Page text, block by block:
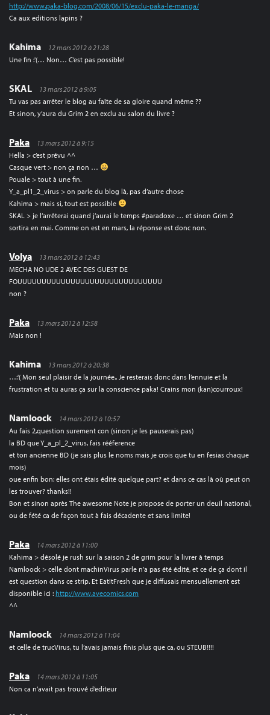
http://www.paka-blog.com/2008/06/15/exclu-paka-le-manga/
Ca aux editions lapins ?
Kahima
12 mars 2012 à 21:28
Une fin :'(… Non… C’est pas possible!
SKAL
13 mars 2012 à 9:05
Tu vas pas arrêter le blog au faîte de sa gloire quand même ??
Et sinon, y’aura du Grim 2 en exclu au salon du livre ?
Paka
13 mars 2012 à 9:15
Hella > c’est prévu ^^
Casque vert > non ça non …
Pouale > tout à une fin.
Y_a_pl1_2_virus > on parle du blog là, pas d’autre chose
Kahima > mais si, tout est possible
SKAL > je l’arrêterai quand j’aurai le temps #paradoxe … et sinon Grim 2
sortira en mai. Comme on est en mars, la réponse est donc non.
Volya
13 mars 2012 à 12:43
MECHA NO UDE 2 AVEC DES GUEST DE
FOUUUUUUUUUUUUUUUUUUUUUUUUUUUUUU
non ?
Paka
13 mars 2012 à 12:58
Mais non !
Kahima
13 mars 2012 à 20:38
…:'( Mon seul plaisir de la journée.. Je resterais donc dans l’ennuie et la
frustration et tu auras ça sur la conscience paka! Crains mon (kan)courroux!
Namloock
14 mars 2012 à 10:57
Au fais 2,question surement con (sinon je les pauserais pas)
la BD que Y_a_pl_2_virus, fais rééference
et ton ancienne BD (je sais plus le noms mais je crois que tu en fesias chaque
mois)
oue enfin bon: elles ont étais édité quelque part? et dans ce cas là où peut on
les trouver? thanks!!
Bon et sinon après The awesome Note je propose de porter un deuil national,
ou de fété ca de façon tout à fais décadente et sans limite!
Paka
14 mars 2012 à 11:00
Kahima > désolé je rush sur la saison 2 de grim pour la livrer à temps
Namloock > celle dont machinVirus parle n’a pas été édité, et ce de ça dont il
est question dans ce strip. Et EatItFresh que je diffusais mensuellement est
disponible ici : http://www.avecomics.com
^^
Namloock
14 mars 2012 à 11:04
et celle de trucVirus, tu l’avais jamais finis plus que ca, ou STEUB!!!!
Paka
14 mars 2012 à 11:05
Non ca n’avait pas trouvé d’editeur